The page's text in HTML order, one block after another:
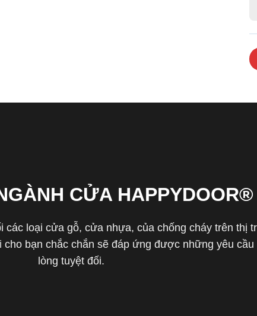
CỬA HAPPYDOOR®
loại cửa gỗ, cửa nhựa, của chống cháy trên thị
bạn chắc chắn sẽ đáp ứng được những yêu cầu
lòng tuyệt đối.